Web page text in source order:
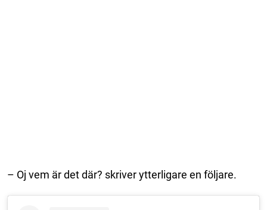
– Oj vem är det där? skriver ytterligare en följare.